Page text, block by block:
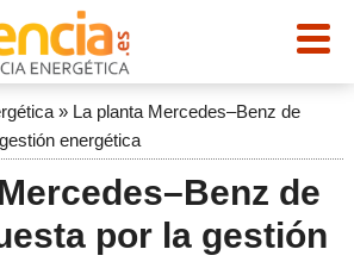
» La planta Mercedes–Benz de
energética
de
por la gestión